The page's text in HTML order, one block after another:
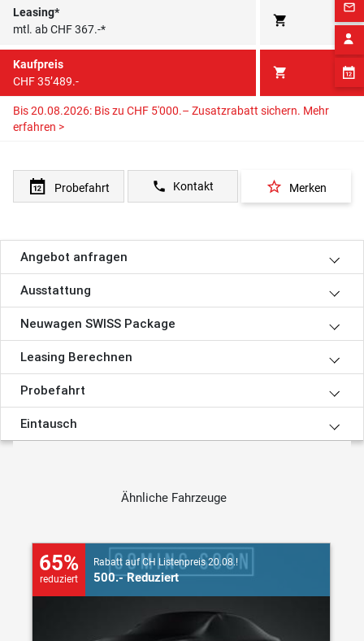
mail_outline
Leasing*
mtl. ab CHF 367.-*
shopping_cart
Kaufpreis
CHF 35’489.-
shopping_cart
Bis 20.08.2026: Bis zu CHF 5'000.– Zusatzrabatt sichern. Mehr
erfahren >
Probefahrt phone Kontakt star_border Merken
Angebot anfragen
Ausstattung
Neuwagen SWISS Package
Leasing Berechnen
Probefahrt
Eintausch
Ähnliche Fahrzeuge
65%
reduziert
Rabatt auf CH Listenpreis 20.08.!
500.- Reduziert